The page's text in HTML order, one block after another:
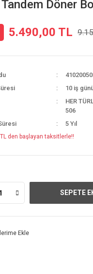
Döner
5.490,00 TL
10 iş
HER
506
5 Yıl
den başlayan taksitlerle!!
SEPETE